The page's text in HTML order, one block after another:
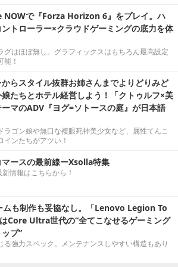
NOWで『Forza Horizon 6』をプレイ。ハ
トローラー×クラウドゲーミングの底力を体
グはほぼ無し。グラフィックスはもちろん最高設定
能！
らスタイル抜群お姉さんまでよりどりみど
娘たちとホテル経営しよう！「クトゥルフ×美
マのADV『ヨグ=ソトースの庭』が日本語
ラゴン娘や無口な複眼死神美少女など、属性てんこ
インたちがアツい！
ースの最前線ーXsolla特集
情報はこちらから！
ムも制作も妥協なし。「Lenovo Legion To
Core Ultra世代の“全てこなせるゲーミング
プ”
る強力スペック。メンテナンスしやすい構造もあり